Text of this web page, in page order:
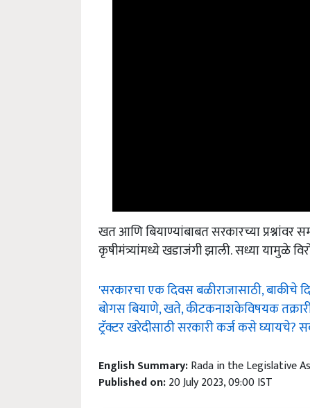
खत आणि बियाण्यांबाबत सरकारच्या
कृषीमंत्र्यांमध्ये खडाजंगी झाली. सध्या यामुळे
'सरकारचा एक दिवस बळीराजासाठी, बाकीचे
बोगस बियाणे, खते, कीटकनाशकेविषयक तक्रारी
ट्रॅक्टर खरेदीसाठी सरकारी कर्ज कसे घ्यायचे?
English Summary: Rada in the Legislative
Published on: 20 July 2023, 09:00 IST